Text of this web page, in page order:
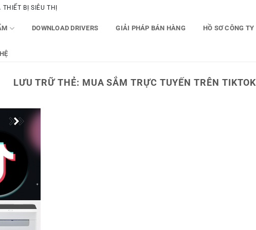
BỊ SIÊU THỊ
DOWNLOAD DRIVERS GIẢI PHÁP BÁN HÀNG HỒ SƠ CÔNG TY
LƯU TRỮ THẺ: MUA SẮM TRỰC TUYẾN TRÊN TIKTOK